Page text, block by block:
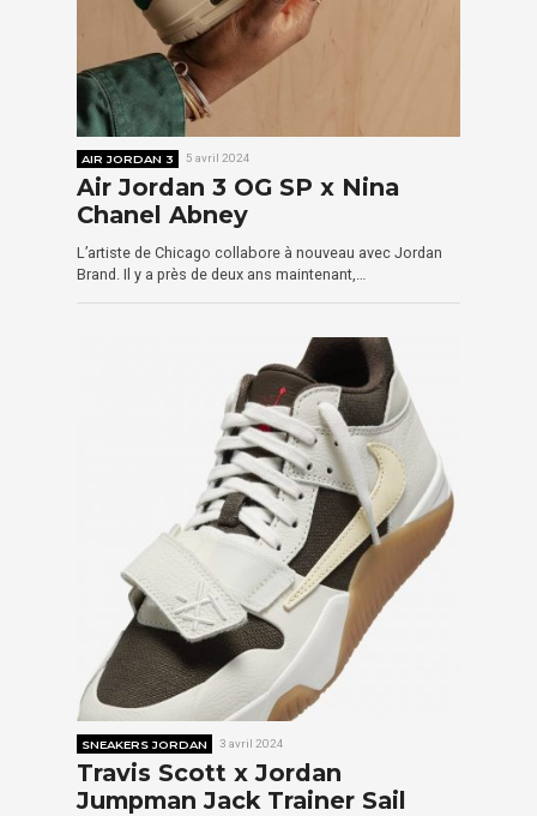
AIR JORDAN 3 5 avril 2024
Air Jordan 3 OG SP x Nina
Chanel Abney
L’artiste de Chicago collabore à nouveau avec Jordan
Brand. Il y a près de deux ans maintenant,…
SNEAKERS JORDAN 3 avril 2024
Travis Scott x Jordan
Jumpman Jack Trainer Sail